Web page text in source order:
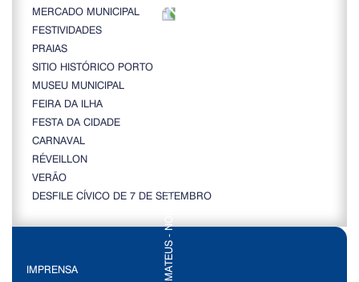
MERCADO MUNICIPAL
FESTIVIDADES
PRAIAS
SITIO HISTÓRICO PORTO
MUSEU MUNICIPAL
FEIRA DA ILHA
FESTA DA CIDADE
CARNAVAL
RÉVEILLON
VERÃO
DESFILE CÍVICO DE 7 DE SETEMBRO
IMPRENSA